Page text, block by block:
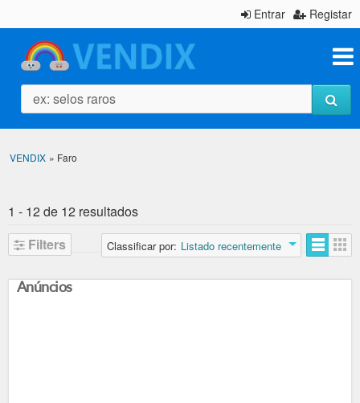
Entrar Registar
ex: selos raros
VENDIX » Faro
1 - 12 de 12 resultados
Filters
Classificar por: Listado recentemente
Anúncios